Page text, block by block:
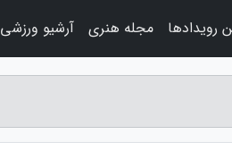
رویدادها مجله هنری آرشیو ورزشی